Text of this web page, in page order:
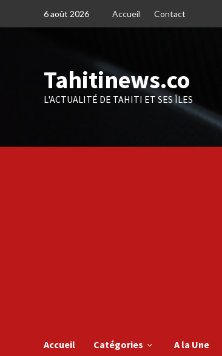
6 août 2026 Accueil Contact
Tahitinews.co
L'ACTUALITÉ DE TAHITI ET SES ÎLES
Accueil Catégories A la Une